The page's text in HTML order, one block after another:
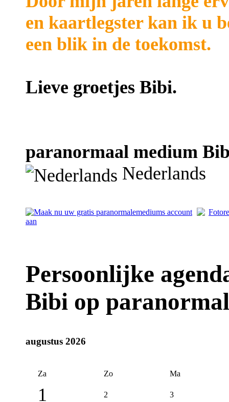
en kaartlegster kan ik u
een blik in de toekomst.
Lieve groetjes Bibi.
paranormaal medium
Nederlands
Persoonlijke
Bibi op
augustus 2026
Za Zo Ma
1 2 3